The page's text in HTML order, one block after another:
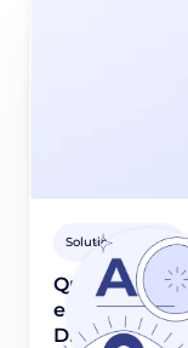
Solutions Didomi
Qu'est-ce
engagement
Didomi